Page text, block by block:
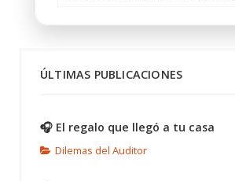
ÚLTIMAS PUBLICACIONES
🎧 El regalo que llegó a tu casa
Dilemas del Auditor